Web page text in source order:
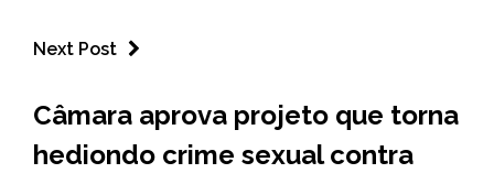
Next Post
NOTÍCIAS
Câmara aprova projeto que torna
hediondo crime sexual contra